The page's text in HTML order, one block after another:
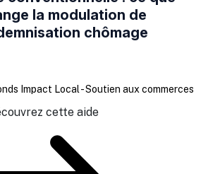
la modulation de
chômage
Impact Local - Soutien aux commerces
cette aide